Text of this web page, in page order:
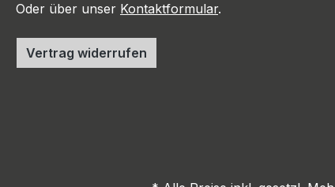
Oder über unser Kontaktformular.
Vertrag widerrufen